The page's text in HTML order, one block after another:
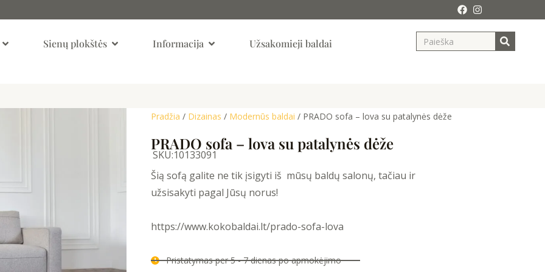
Open KambariaiSienų plokštės Open Sienų Plokštės
Informacija Open InformacijaUžsakomieji baldai Search
Pradžia / Dizainas / Modernūs baldai / PRADO sofa – lova su patalynės dėže
PRADO sofa – lova su patalynės dėže
SKU:10133091
Šią sofą galite ne tik įsigyti iš mūsų baldų salonų, tačiau ir
užsisakyti pagal Jūsų norus!
https://www.kokobaldai.lt/prado-sofa-lova
Pristatymas per 5 - 7 dienas po apmokėjimo